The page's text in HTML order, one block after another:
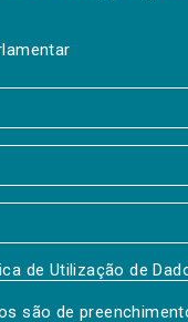
de Utilização de
são de